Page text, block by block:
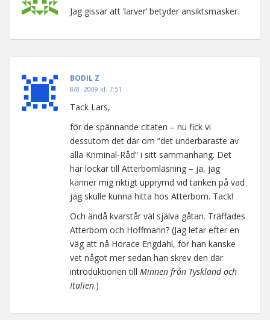
Jag gissar att ’larver’ betyder ansiktsmasker.
BODIL Z
8/8 -2009 kl. 7:51
Tack Lars,
för de spännande citaten – nu fick vi
dessutom det där om ”det underbaraste av
alla Kriminal-Råd” i sitt sammanhang. Det
här lockar till Atterbomläsning – ja, jag
känner mig riktigt upprymd vid tanken på vad
jag skulle kunna hitta hos Atterbom. Tack!
Och ändå kvarstår väl själva gåtan. Träffades
Atterbom och Hoffmann? (Jag letar efter en
väg att nå Horace Engdahl, för han kanske
vet något mer sedan han skrev den där
introduktionen till Minnen från Tyskland och
Italien.)